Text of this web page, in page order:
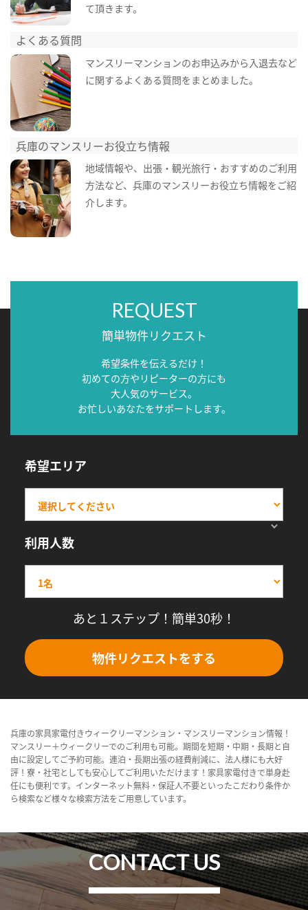
て頂きます。
よくある質問
マンスリーマンションのお申込みから入退去など
に関するよくある質問をまとめました。
兵庫のマンスリーお役立ち情報
地域情報や、出張・観光旅行・おすすめのご利用
方法など、兵庫のマンスリーお役立ち情報をご紹
介します。
REQUEST
簡単物件リクエスト
希望条件を伝えるだけ！
初めての方やリピーターの方にも
大人気のサービス。
お忙しいあなたをサポートします。
希望エリア
利用人数
あと１ステップ！簡単30秒！
物件リクエストをする
兵庫の家具家電付きウィークリーマンション・マンスリーマンション情報！
マンスリー＋ウィークリーでのご利用も可能。期間を短期・中期・長期と自
由に設定してご予約可能。連泊・長期出張の経費削減に、法人様にも大好
評！寮・社宅としても安心してご利用いただけます！家具家電付きで単身赴
任にも便利です。インターネット無料・保証人不要といったこだわり条件か
ら検索など様々な検索方法をご用意しています。
CONTACT US